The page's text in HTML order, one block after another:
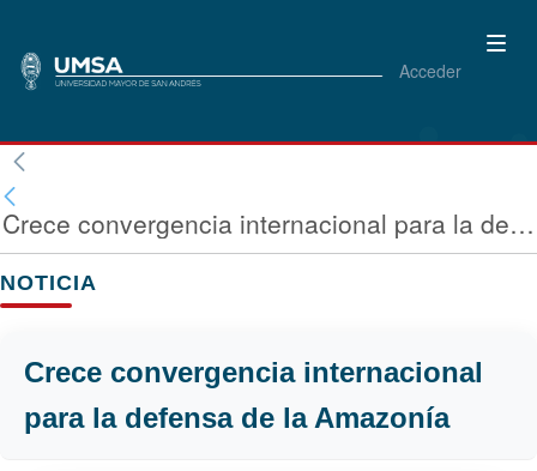
Acceder
Crece convergencia internacional para la defensa de la Amazonía
NOTICIA
Crece convergencia internacional
para la defensa de la Amazonía